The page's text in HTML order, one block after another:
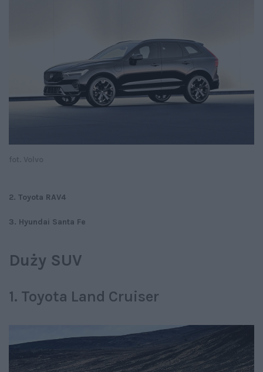
2. Toyota RAV4
3. Hyundai Santa Fe
Duży SUV
1. Toyota Land Cruiser